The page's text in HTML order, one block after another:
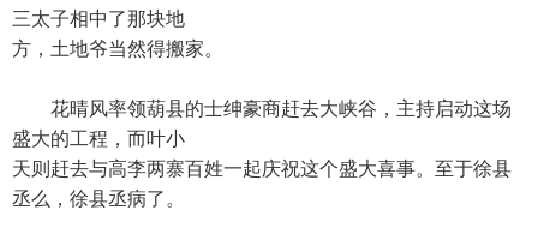
三太子相中了那块地
方，土地爷当然得搬家。
花晴风率领葫县的士绅豪商赶去大峡谷，主持启动这场
盛大的工程，而叶小
天则赶去与高李两寨百姓一起庆祝这个盛大喜事。至于徐县
丞么，徐县丞病了。